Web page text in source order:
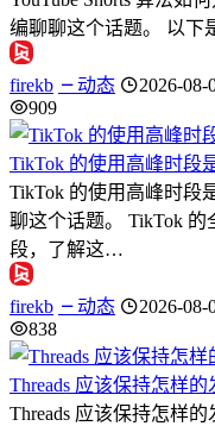
编聊聊这个话题。 以下
firekb 动态
2026-08-
909
TikTok 的使用高峰时段
TikTok 的使用高峰时段
聊这个话题。 TikTok
段，了解这…
firekb 动态
2026-08-
838
Threads 应该保持怎样的
Threads 应该保持怎样